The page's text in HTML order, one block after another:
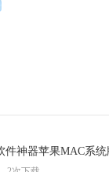
件神器苹果MAC系统